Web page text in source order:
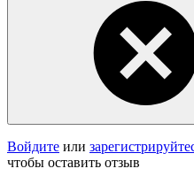
Войдите или
чтобы оставить отзыв